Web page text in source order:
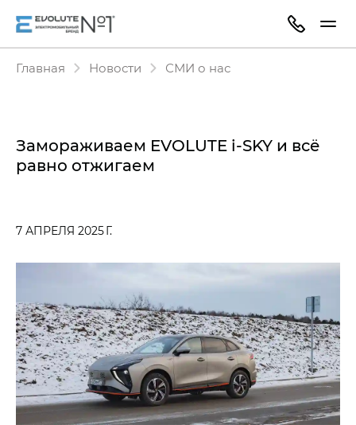
Главная Новости СМИ о нас
Замораживаем EVOLUTE i-SKY и всё
равно отжигаем
7 АПРЕЛЯ 2025 Г.